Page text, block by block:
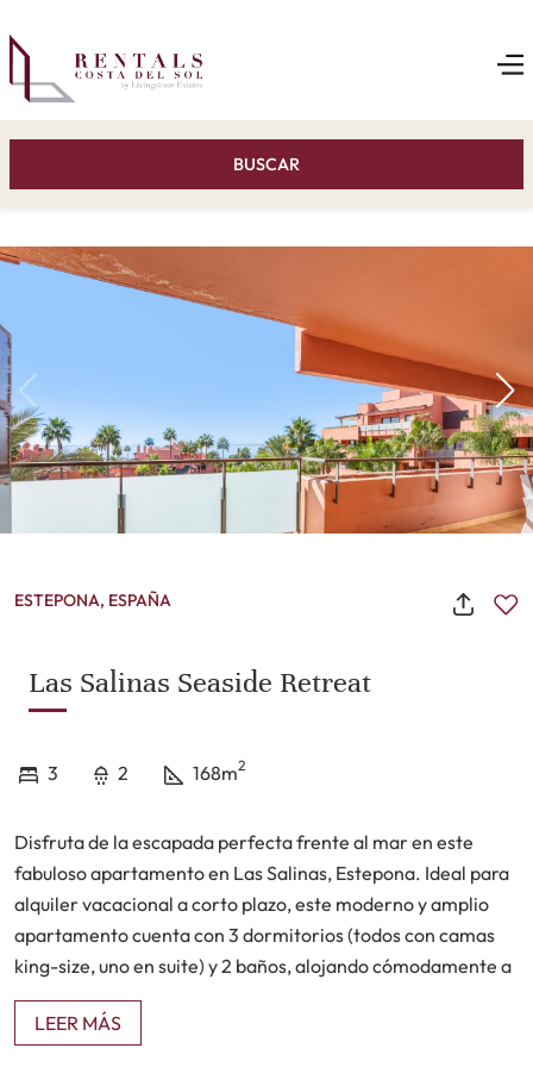
BUSCAR
ESTEPONA, ESPAÑA
Las Salinas Seaside Retreat
3 2 168m2
Disfruta de la escapada perfecta frente al mar en este
fabuloso apartamento en Las Salinas, Estepona. Ideal para
alquiler vacacional a corto plazo, este moderno y amplio
apartamento cuenta con 3 dormitorios (todos con camas
king-size, uno en suite) y 2 baños, alojando cómodamente a
familias o grupos de amigos.
El apartamento dispone de un luminoso salón-comedor, que
LEER MÁS